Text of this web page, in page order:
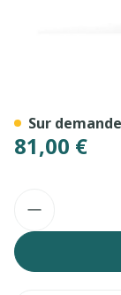
81,00 €
Sur demande